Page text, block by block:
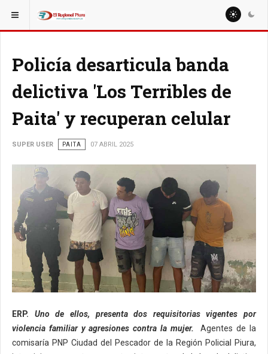
ESTÁ AQUÍ: REGIÓN PIURA
Policía desarticula banda
delictiva 'Los Terribles de
Paita' y recuperan celular
SUPER USER PAITA 07 ABRIL 2025
ERP.
Uno de ellos, presenta dos requisitorias vigentes por
violencia familiar y agresiones contra la mujer. Agentes de la
comisaría PNP Ciudad del Pescador de la Región Policial Piura,